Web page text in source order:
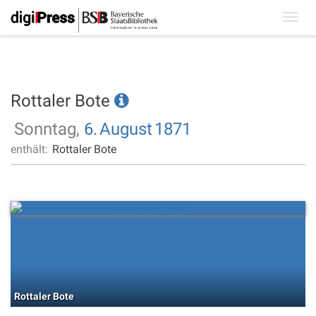
Rottaler Bote
Sonntag, 6.August 1871
enthält: Rottaler Bote
Rottaler Bote